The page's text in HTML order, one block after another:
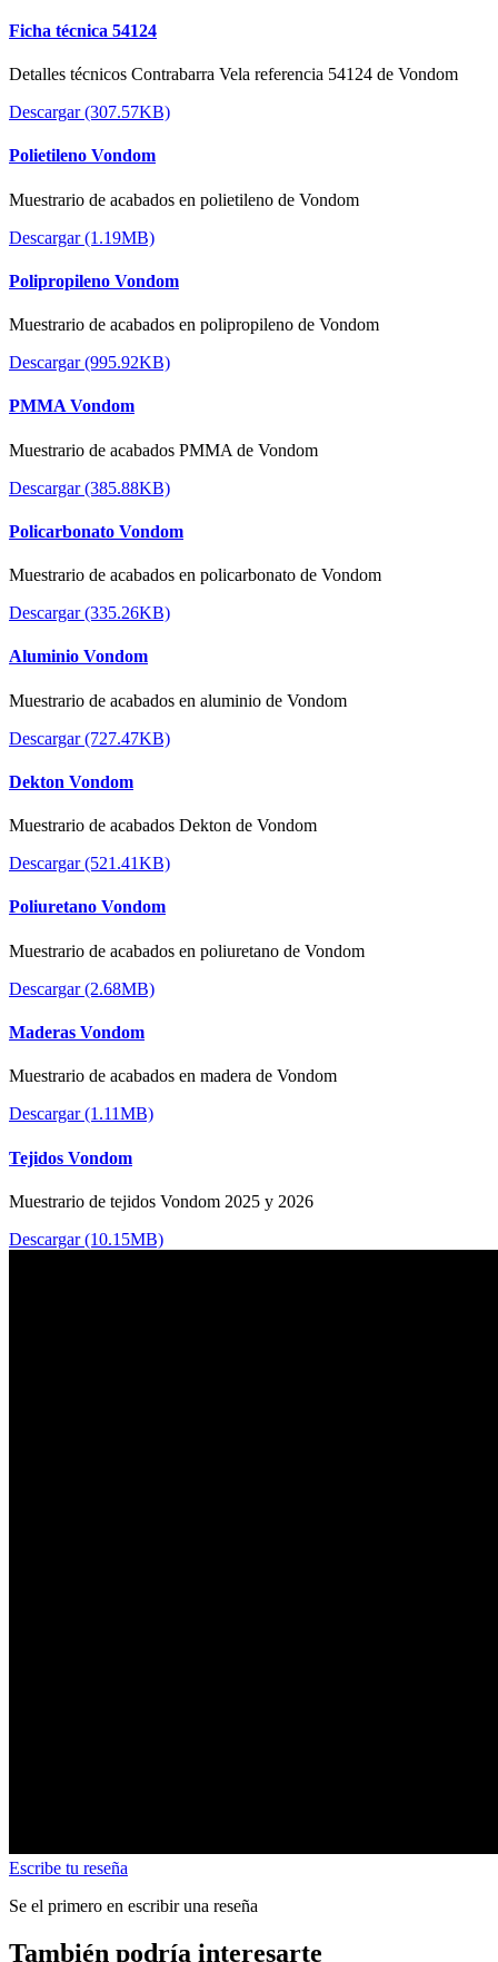
Ficha técnica 54124
Detalles técnicos Contrabarra Vela referencia 54124 de Vondom
Descargar (307.57KB)
Polietileno Vondom
Muestrario de acabados en polietileno de Vondom
Descargar (1.19MB)
Polipropileno Vondom
Muestrario de acabados en polipropileno de Vondom
Descargar (995.92KB)
PMMA Vondom
Muestrario de acabados PMMA de Vondom
Descargar (385.88KB)
Policarbonato Vondom
Muestrario de acabados en policarbonato de Vondom
Descargar (335.26KB)
Aluminio Vondom
Muestrario de acabados en aluminio de Vondom
Descargar (727.47KB)
Dekton Vondom
Muestrario de acabados Dekton de Vondom
Descargar (521.41KB)
Poliuretano Vondom
Muestrario de acabados en poliuretano de Vondom
Descargar (2.68MB)
Maderas Vondom
Muestrario de acabados en madera de Vondom
Descargar (1.11MB)
Tejidos Vondom
Muestrario de tejidos Vondom 2025 y 2026
Descargar (10.15MB)
Escribe tu reseña
Se el primero en escribir una reseña
También podría interesarte